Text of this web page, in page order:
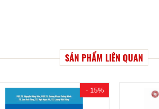
SẢN PHẨM LIÊN QUAN
- 15%